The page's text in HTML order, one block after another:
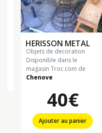
HERISSON METAL
objets de decoration
Disponible dans le
magasin Troc.com de
Chenove
40€
Ajouter au panier